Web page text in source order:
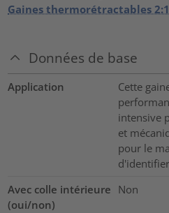
Gaines thermorétractables
Données de base
Application
Cette
intensive
et
pour le
Avec colle intérieure
(oui/non)
Non